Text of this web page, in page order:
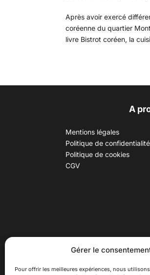
Gérer le
Pour offrir les meilleures expériences, nous
Après avoir exercé
coréenne du quartier
livre Bistrot coréen, la
A
Mentions légales
Politique de confidentialité
Politique de cookies
CGV
(adresse postale : 62 rue St
Maximin, 69003 Lyon)